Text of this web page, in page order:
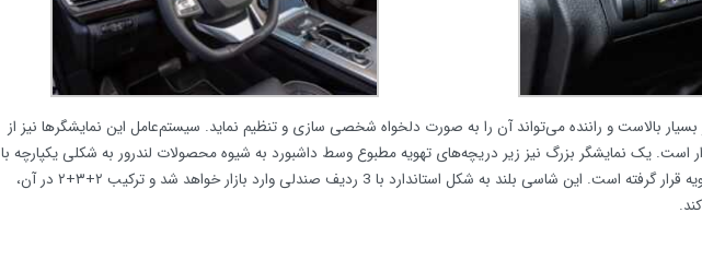
بالاست و راننده می‌تواند آن را به صورت دلخواه شخصی سازی و تنظیم نماید. سیستم‌عامل این نمایشگرها نیز از
است. یک نمایشگر بزرگ نیز زیر دریچه‌های تهویه مطبوع وسط داشبورد به شیوه محصولات لندرور به‌ شکلی یکپارچه با
کنسول مرکزی برای تنظیم سیستم تهویه قرار گرفته است. این شاسی بلند به‌ شکل استاندارد با 3 ردیف صندلی وارد بازار خواهد شد و ترکیب ۲+۳+۲ در آن،